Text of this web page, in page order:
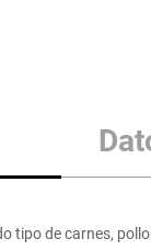
tipo de carnes,